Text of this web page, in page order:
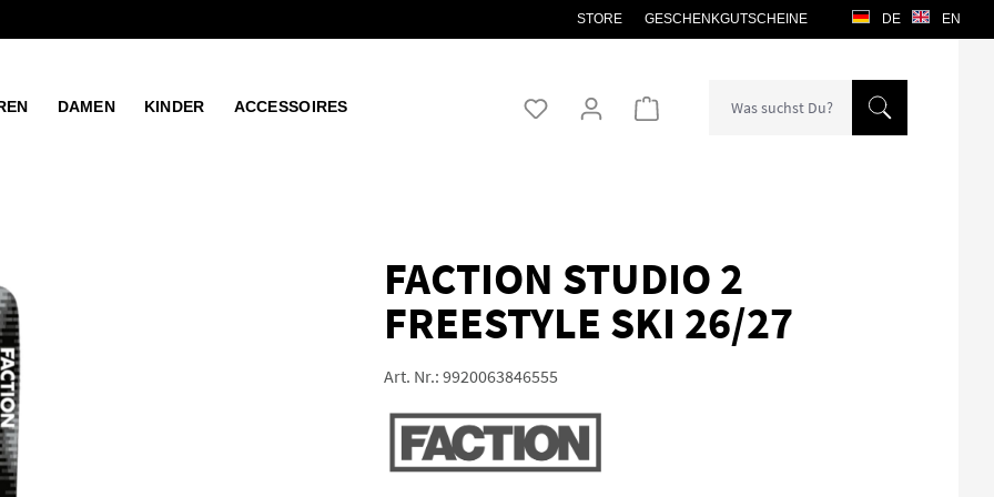
DE EN
STORE GESCHENKGUTSCHEINE
Warenkorb enthält 0 Positionen. Der
DAMEN KINDER ACCESSOIRES
FACTION STUDIO 2
FREESTYLE SKI 26/27
Art. Nr.: 9920063846555